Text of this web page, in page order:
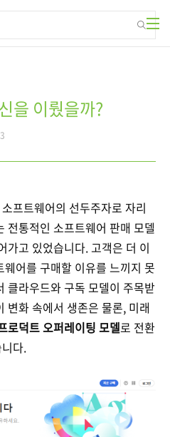
을 이뤘을까?
프트웨어의 선두주자로 자리
전통적인 소프트웨어 판매 모델
가고 있었습니다. 고객은 더 이
어를 구매할 이유를 느끼지 못
클라우드와 구독 모델이 주목받
변화 속에서 생존은 물론, 미래
로덕트 오퍼레이팅 모델로 전환
다.